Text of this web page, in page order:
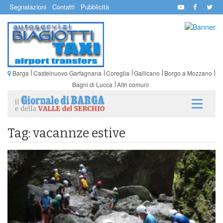
Segnalazioni Contatti Pubblicità
Barga Castelnuovo Garfagnana Coreglia Gallicano
Borgo a Mozzano
Bagni di Lucca Altri comuni
Tag: vacannze estive